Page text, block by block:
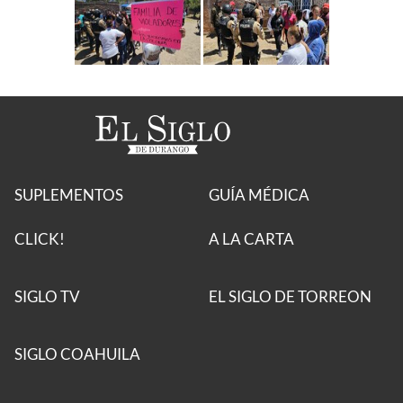
SUPLEMENTOS
CLICK!
GUÍA MÉDICA
A LA CARTA
SIGLO TV EL SIGLO DE TORREON
SIGLO COAHUILA